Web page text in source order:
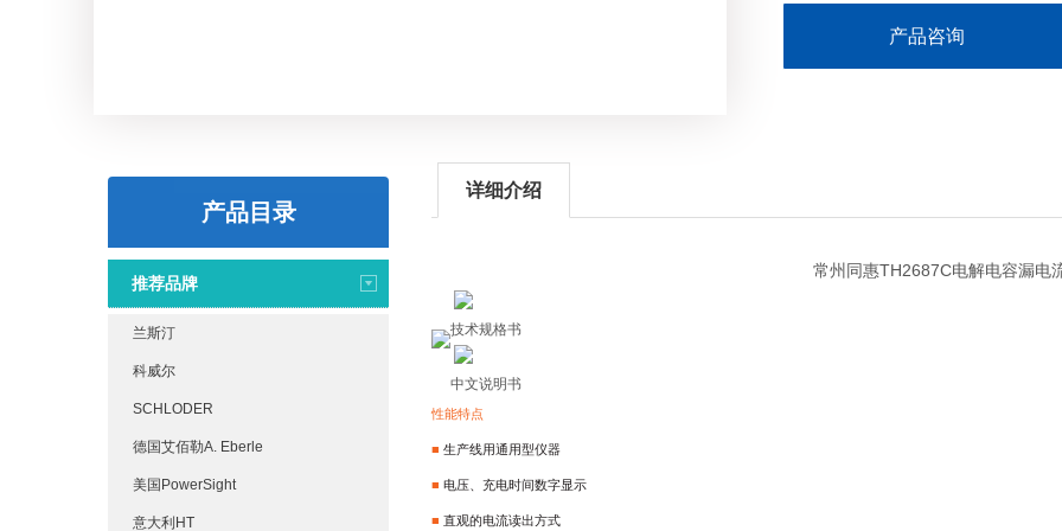
产品咨询
产品目录
推荐品牌
兰斯汀
科威尔
SCHLODER
德国艾佰勒A. Eberle
美国PowerSight
意大利HT
详细介绍
常州同惠TH2687C电解电容漏电
技术规格书
中文说明书
性能特点
■ 生产线用通用型仪器
■ 电压、充电时间数字显示
■ 直观的电流读出方式